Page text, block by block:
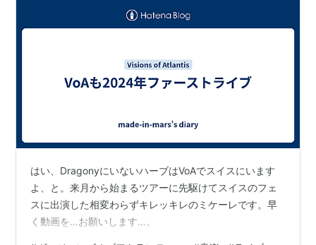
はい、DragonyにいないハーブはVoAでスイスにいます
よ、と。来月から始まるツアーに先駆けてスイスのフェ
スに出演した相変わらずキレッキレのミケーレです。早
く動画を…お願いします…。